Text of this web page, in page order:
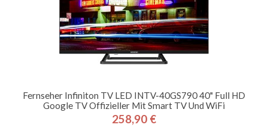
Fernseher Infiniton TV LED INTV-40GS790 40" Full HD
Google TV Offizieller Mit Smart TV Und WiFi
Preis
258,90 €